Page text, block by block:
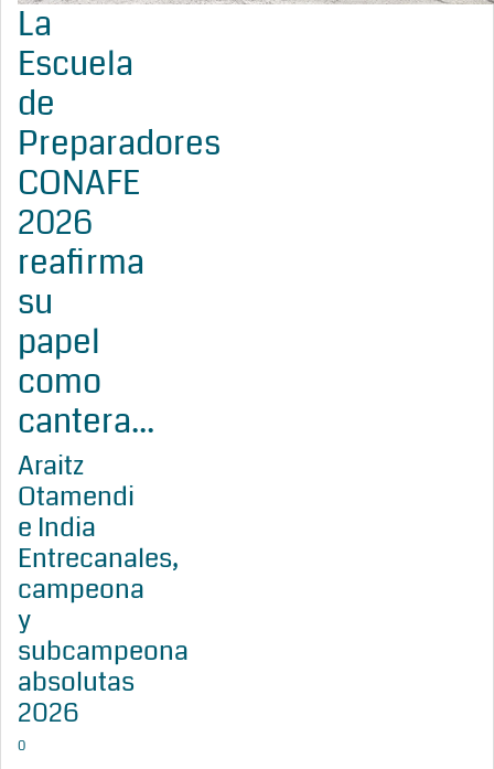
La
Escuela
de
Preparadores
CONAFE
2026
reafirma
su
papel
como
cantera...
Araitz
Otamendi
e India
Entrecanales,
campeona
y
subcampeona
absolutas
2026
0